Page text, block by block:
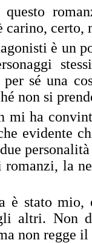
questo
carino, certo,
è un
sé una
non si
mi ha
evidente
la
è stato mio,
altri. Non
non regge